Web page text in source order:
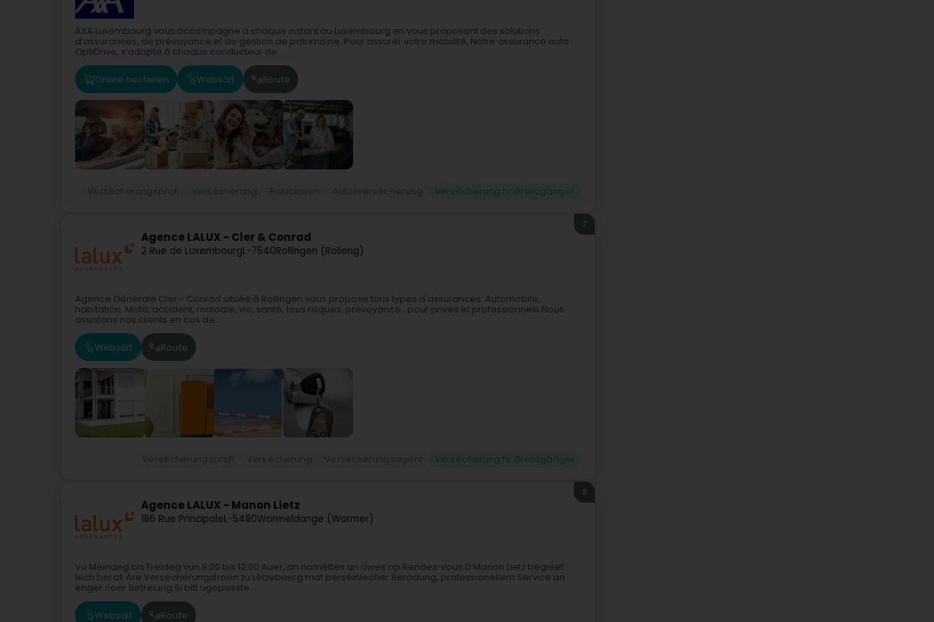
AXA Luxembourg vous accompagne à chaque instant au Luxembourg en vous proposant des solutions
d’assurances, de prévoyance et de gestion de patrimoine. Pour assurer votre mobilité, Notre assurance auto
OptiDrive, s’adapte à chaque conducteur de...
Online bestellen Websäit Route
Agence LALUX - Cler & Conrad
2 Rue de LuxembourgL-7540Rollingen (Rolleng)
7
Agence Générale Cler - Conrad située à Rollingen vous propose tous types d'assurances: Automobile,
habitation, Moto, accident, maladie, vie, santé, tous risques, prévoyance...pour privés et professionnels.Nous
assistons nos clients en cas de...
Websäit Route
Agence LALUX - Manon Lietz
186 Rue PrincipaleL-5480Wormeldange (Wormer)
8
Vu Méindeg bis Freideg vun 9:00 bis 12:00 Auer, an nomëttes an owes op Rendez-vous.D’Manon Lietz begleet
Iech bei all Äre Versécherungsfroen zu Lëtzebuerg mat perséinlecher Berodung, professionellem Service an
enger noer Betreiung.Si bitt ugepasste...
Websäit Route